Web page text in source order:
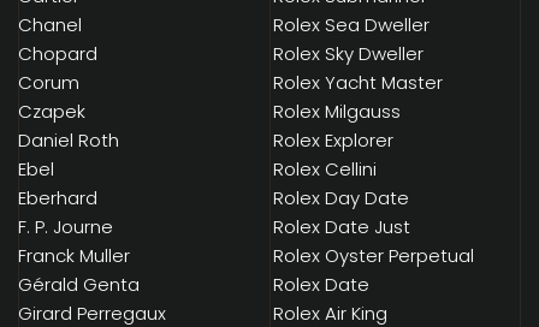
Chanel
Chopard
Corum
Czapek
Daniel Roth
Ebel
Eberhard
F. P. Journe
Franck Muller
Gérald Genta
Girard Perregaux
Rolex Sea Dweller
Rolex Sky Dweller
Rolex Yacht Master
Rolex Milgauss
Rolex Explorer
Rolex Cellini
Rolex Day Date
Rolex Date Just
Rolex Oyster Perpetual
Rolex Date
Rolex Air King